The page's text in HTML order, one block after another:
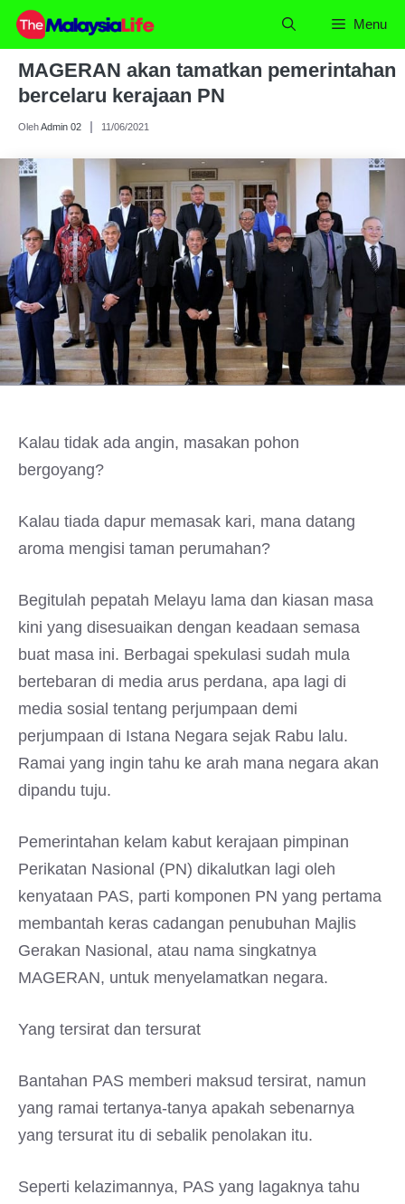
Skip
content
Menu
MAGERAN akan tamatkan pemerintahan
bercelaru kerajaan PN
OlehAdmin 02 11/06/2021
Kalau tidak ada angin, masakan pohon
bergoyang?
Kalau tiada dapur memasak kari, mana datang
aroma mengisi taman perumahan?
Begitulah pepatah Melayu lama dan kiasan masa
kini yang disesuaikan dengan keadaan semasa
buat masa ini. Berbagai spekulasi sudah mula
bertebaran di media arus perdana, apa lagi di
media sosial tentang perjumpaan demi
perjumpaan di Istana Negara sejak Rabu lalu.
Ramai yang ingin tahu ke arah mana negara akan
dipandu tuju.
Pemerintahan kelam kabut kerajaan pimpinan
Perikatan Nasional (PN) dikalutkan lagi oleh
kenyataan PAS, parti komponen PN yang pertama
membantah keras cadangan penubuhan Majlis
Gerakan Nasional, atau nama singkatnya
MAGERAN, untuk menyelamatkan negara.
Yang tersirat dan tersurat
Bantahan PAS memberi maksud tersirat, namun
yang ramai tertanya-tanya apakah sebenarnya
yang tersurat itu di sebalik penolakan itu.
Seperti kelazimannya, PAS yang lagaknya tahu